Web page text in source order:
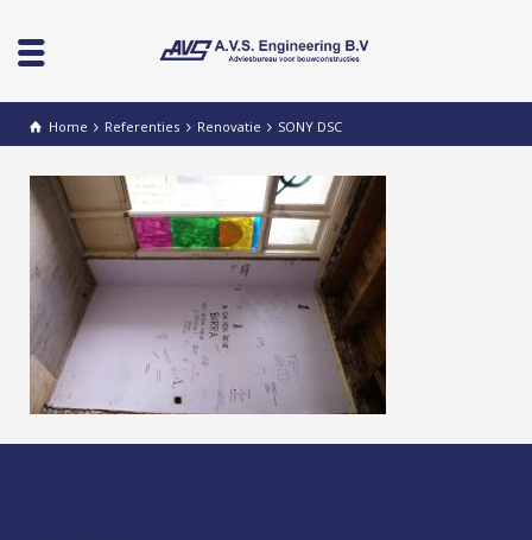
Home Referenties Renovatie SONY DSC